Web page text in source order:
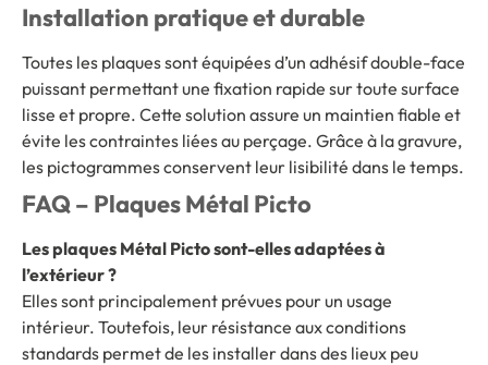
Installation pratique et durable
Toutes les plaques sont équipées d’un adhésif double-face
puissant permettant une fixation rapide sur toute surface
lisse et propre. Cette solution assure un maintien fiable et
évite les contraintes liées au perçage. Grâce à la gravure,
les pictogrammes conservent leur lisibilité dans le temps.
FAQ – Plaques Métal Picto
Les plaques Métal Picto sont-elles adaptées à
l’extérieur ?
Elles sont principalement prévues pour un usage
intérieur. Toutefois, leur résistance aux conditions
standards permet de les installer dans des lieux peu